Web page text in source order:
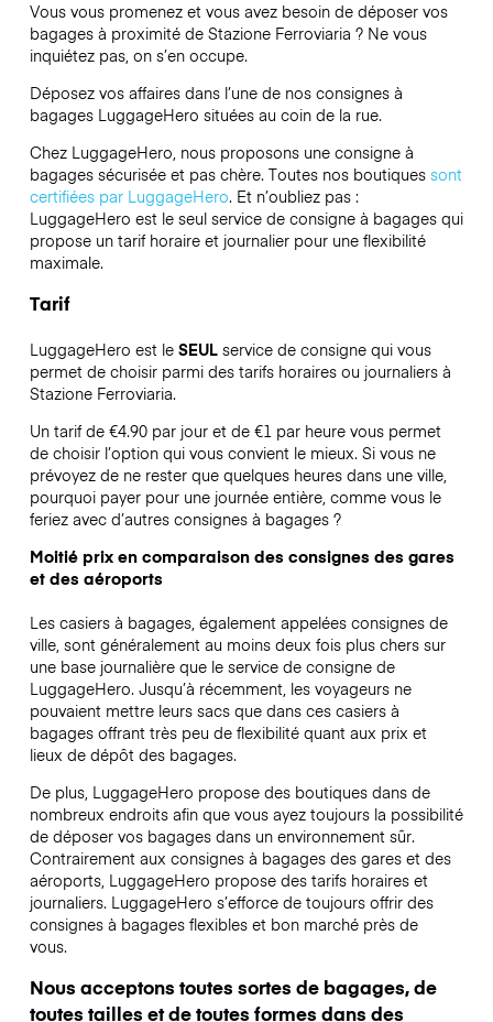
Vous vous promenez et vous avez besoin de déposer vos
bagages à proximité de Stazione Ferroviaria ? Ne vous
inquiétez pas, on s’en occupe.
Déposez vos affaires dans l’une de nos consignes à
bagages LuggageHero situées au coin de la rue.
Chez LuggageHero, nous proposons une consigne à
bagages sécurisée et pas chère. Toutes nos boutiques sont
certifiées par LuggageHero. Et n’oubliez pas :
LuggageHero est le seul service de consigne à bagages qui
propose un tarif horaire et journalier pour une flexibilité
maximale.
Tarif
LuggageHero est le SEULservice de consigne qui vous
permet de choisir parmi des tarifs horaires ou journaliers à
Stazione Ferroviaria.
Un tarif de €4.90 par jour et de €1 par heure vous permet
de choisir l’option qui vous convient le mieux. Si vous ne
prévoyez de ne rester que quelques heures dans une ville,
pourquoi payer pour une journée entière, comme vous le
feriez avec d’autres consignes à bagages ?
Moitié prix en comparaison des consignes des gares
et des aéroports
Les casiers à bagages, également appelées consignes de
ville, sont généralement au moins deux fois plus chers sur
une base journalière que le service de consigne de
LuggageHero. Jusqu’à récemment, les voyageurs ne
pouvaient mettre leurs sacs que dans ces casiers à
bagages offrant très peu de flexibilité quant aux prix et
lieux de dépôt des bagages.
De plus, LuggageHero propose des boutiques dans de
nombreux endroits afin que vous ayez toujours la possibilité
de déposer vos bagages dans un environnement sûr.
Contrairement aux consignes à bagages des gares et des
aéroports, LuggageHero propose des tarifs horaires et
journaliers. LuggageHero s’efforce de toujours offrir des
consignes à bagages flexibles et bon marché près de
vous.
Nous acceptons toutes sortes de bagages, de
toutes tailles et de toutes formes dans des